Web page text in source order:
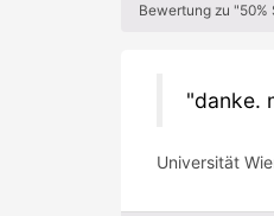
Bewertung zu
danke.
Universität